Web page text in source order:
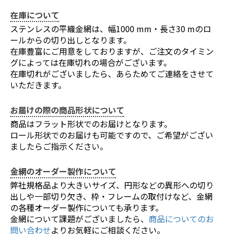
在庫について
ステンレスの平織金網は、幅1000 mm・長さ30 mのロ
ールからの切り出しとなります。
在庫豊富にご用意をしておりますが、ご注文のタイミン
グによっては在庫切れの場合がございます。
在庫切れがございましたら、あらためてご連絡をさせて
いただきます。
お届けの際の商品形状について
商品はフラット形状でのお届けとなります。
ロール形状でのお届けも可能ですので、ご希望がござい
ましたらご指示ください。
金網のオーダー製作について
弊社規格品より大きいサイズ、円形などの異形への切り
出しや一部切り欠き、枠・フレームの取付けなど、金網
の各種オーダー製作についても承ります。
金網について課題がございましたら、 商品についてのお
問い合わせよりお気軽にご相談ください。